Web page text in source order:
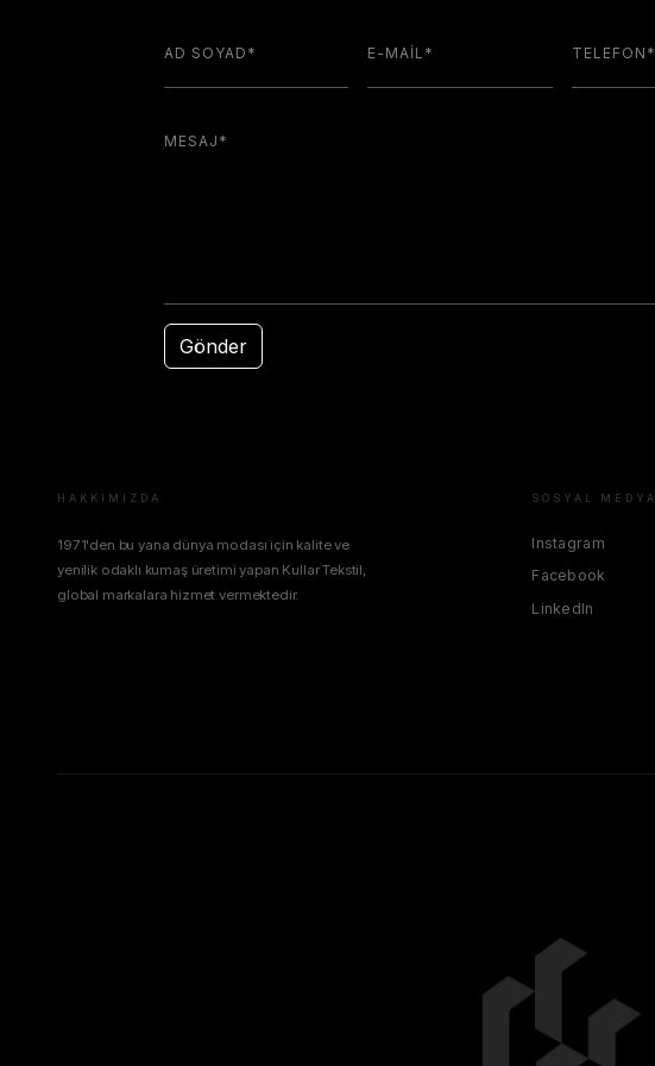
Gönder
HAKKIMIZDA
1971'den bu yana dünya modası için kalite ve
yenilik odaklı kumaş üretimi yapan Kullar Tekstil,
global markalara hizmet vermektedir.
SOSYAL MEDYA
Instagram
Facebook
LinkedIn